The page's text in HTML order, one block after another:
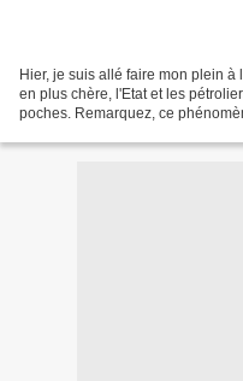
Hier, je suis allé faire mon plein
en plus chère, l'Etat et les
poches. Remarquez, ce